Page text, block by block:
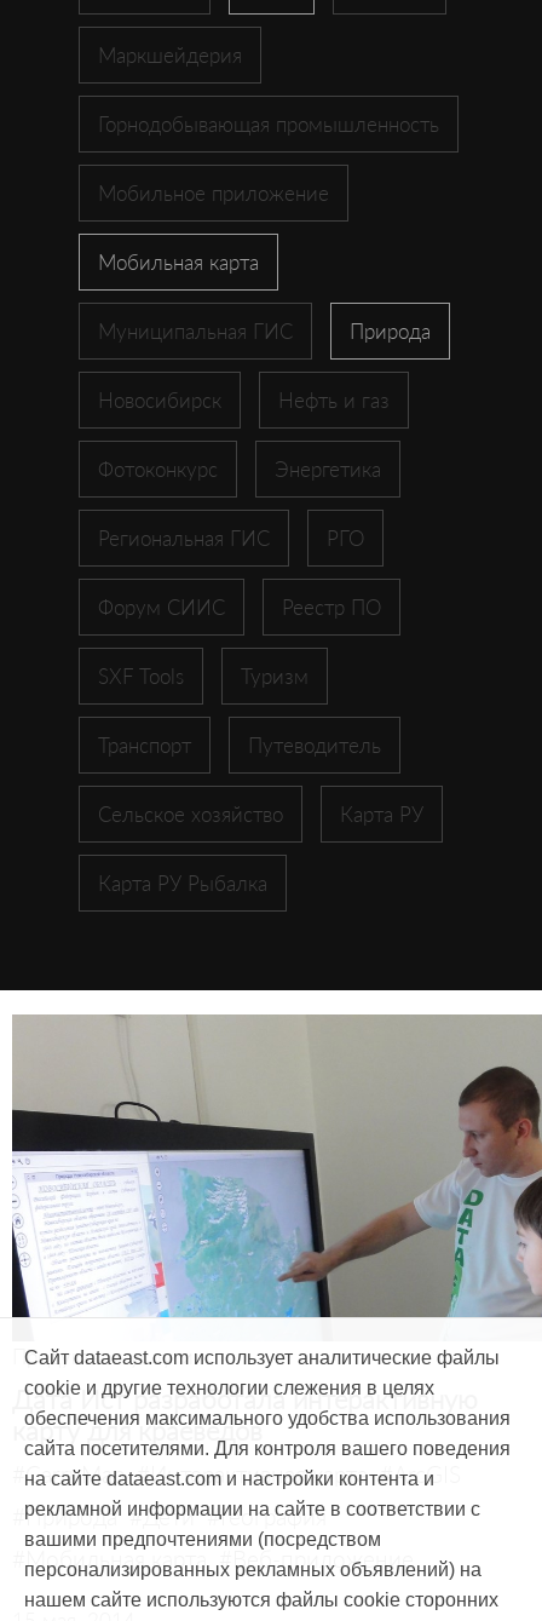
Маркшейдерия
Горнодобывающая промышленность
Мобильное приложение
Мобильная карта
Муниципальная ГИС Природа
Новосибирск Нефть и газ
Фотоконкурс Энергетика
Региональная ГИС РГО
Форум СИИС Реестр ПО
SXF Tools Туризм
Транспорт Путеводитель
Сельское хозяйство Карта РУ
Карта РУ Рыбалка
Продукты и услуги
Дата Ист разработала интерактивную
карту для краеведов
#CarryMap #Интерактивная карта #ArcGIS
#Природа #Дети #География
#Мобильная карта #Веб-приложение
Сайт dataeast.com использует аналитические файлы
cookie и другие технологии слежения в целях
обеспечения максимального удобства использования
сайта посетителями. Для контроля вашего поведения
на сайте dataeast.com и настройки контента и
рекламной информации на сайте в соответствии с
вашими предпочтениями (посредством
персонализированных рекламных объявлений) на
нашем сайте используются файлы cookie сторонних